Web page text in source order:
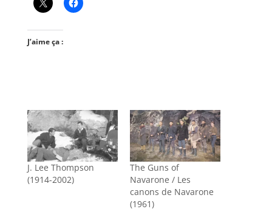
J’aime ça :
J. Lee Thompson
(1914-2002)
The Guns of
Navarone / Les
canons de Navarone
(1961)